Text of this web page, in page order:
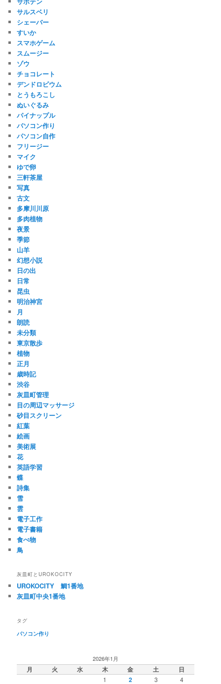
サルスベリ
シェーバー
すいか
スマホゲーム
スムージー
ゾウ
チョコレート
デンドロビウム
とうもろこし
ぬいぐるみ
パイナップル
パソコン作り
パソコン自作
フリージー
マイク
ゆで卵
三軒茶屋
写真
古文
多摩川川原
多肉植物
夜景
季節
山羊
幻想小説
日の出
日常
昆虫
明治神宮
月
朗読
未分類
東京散歩
植物
正月
歳時記
渋谷
灰皿町管理
目の周辺マッサージ
砂目スクリーン
紅葉
絵画
美術展
花
英語学習
蝶
詩集
雪
雲
電子工作
電子書籍
食べ物
鳥
灰皿町とUROKOCITY
UROKOCITY 鯛1番地
灰皿町中央1番地
タグ
パソコン作り
2026年1月
月 火 水 木 金 土 日
1 2 3 4